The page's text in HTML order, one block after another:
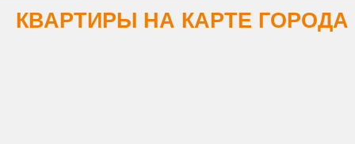
КВАРТИРЫ НА КАРТЕ ГОРОДА